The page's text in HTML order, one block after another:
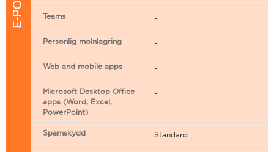
Teams -
Personlig molnlagring -
Web and mobile apps -
Microsoft Desktop Office
apps (Word, Excel,
PowerPoint)
-
Spamskydd Standard